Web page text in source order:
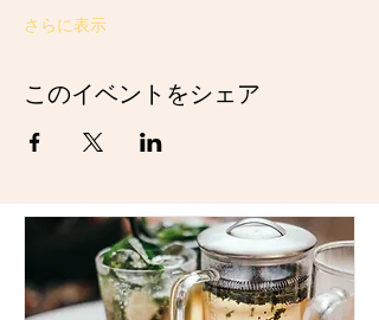
さらに表示
このイベントをシェア